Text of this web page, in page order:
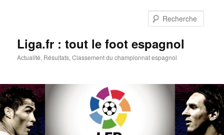
Liga.fr : tout le foot espagnol
Actualité, Résultats, Classement du championnat espagnol